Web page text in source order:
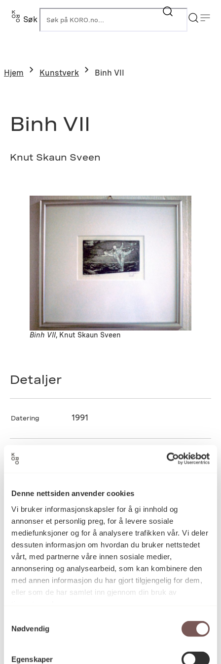
Denne nettsiden anvender cookies
Vi bruker informasjonskapsler for å gi innhold og
annonser et personlig preg, for å levere sosiale
mediefunksjoner og for å analysere trafikken vår. Vi deler
dessuten informasjon om hvordan du bruker nettstedet
vårt, med partnerne våre innen sosiale medier,
annonsering og analysearbeid, som kan kombinere den
med annen informasjon du har gjort tilgjengelig for dem,
eller som de har samlet inn gjennom din bruk av
Nødvendig
Egenskaper
Hopp
Søk
Hjem Kunstverk Binh VII
Binh VII
Knut Skaun Sveen
Binh VII, Knut Skaun Sveen
Detaljer
Datering 1991
Kunstner
Grafikk
materiale
–
Høyde: 26cm